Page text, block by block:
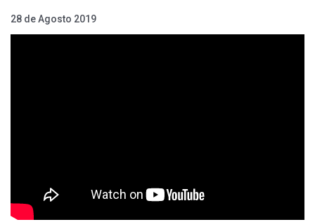
28 de Agosto 2019